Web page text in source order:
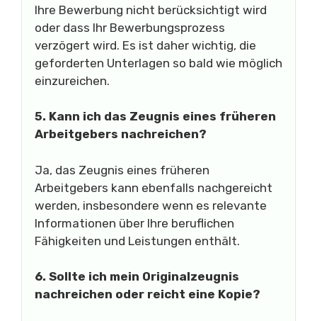
Ihre Bewerbung nicht berücksichtigt wird
oder dass Ihr Bewerbungsprozess
verzögert wird. Es ist daher wichtig, die
geforderten Unterlagen so bald wie möglich
einzureichen.
5. Kann ich das Zeugnis eines früheren
Arbeitgebers nachreichen?
Ja, das Zeugnis eines früheren
Arbeitgebers kann ebenfalls nachgereicht
werden, insbesondere wenn es relevante
Informationen über Ihre beruflichen
Fähigkeiten und Leistungen enthält.
6. Sollte ich mein Originalzeugnis
nachreichen oder reicht eine Kopie?